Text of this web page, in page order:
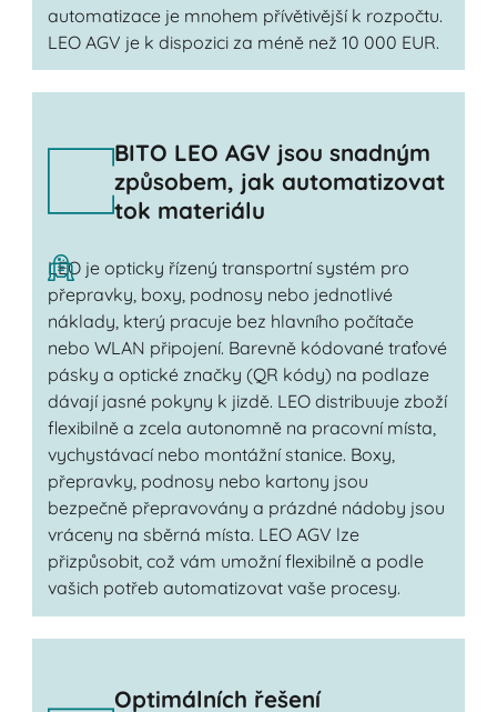
automatizace je mnohem přívětivější k rozpočtu.
LEO AGV je k dispozici za méně než 10 000 EUR.
BITO LEO AGV jsou snadným
způsobem, jak automatizovat
tok materiálu
LEO je opticky řízený transportní systém pro
přepravky, boxy, podnosy nebo jednotlivé
náklady, který pracuje bez hlavního počítače
nebo WLAN připojení. Barevně kódované traťové
pásky a optické značky (QR kódy) na podlaze
dávají jasné pokyny k jizdě. LEO distribuuje zboží
flexibilně a zcela autonomně na pracovní místa,
vychystávací nebo montážní stanice. Boxy,
přepravky, podnosy nebo kartony jsou
bezpečně přepravovány a prázdné nádoby jsou
vráceny na sběrná místa. LEO AGV lze
přizpůsobit, což vám umožní flexibilně a podle
vašich potřeb automatizovat vaše procesy.
Optimálních řešení